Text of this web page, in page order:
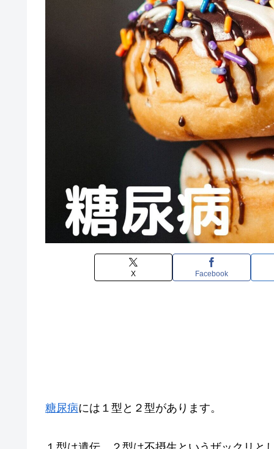
X Facebook
糖尿病には１型と２型があります。